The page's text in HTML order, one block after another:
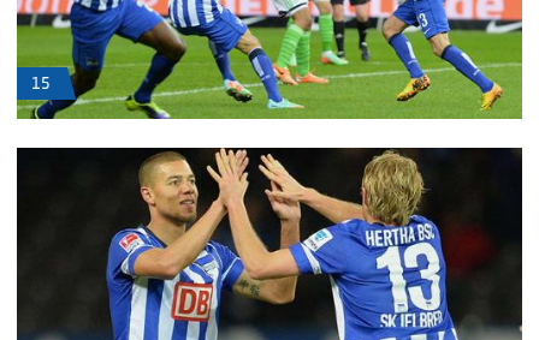
15